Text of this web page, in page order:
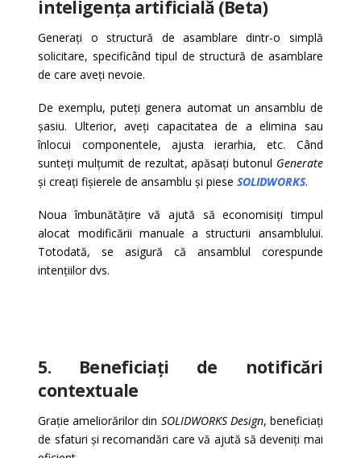
inteligența artificială (Beta)
Generați o structură de asamblare dintr-o simplă
solicitare, specificând tipul de structură de asamblare
de care aveți nevoie.
De exemplu, puteți genera automat un ansamblu de
șasiu. Ulterior, aveți capacitatea de a elimina sau
înlocui componentele, ajusta ierarhia, etc. Când
sunteți mulțumit de rezultat, apăsați butonul Generate
și creați fișierele de ansamblu și pieseSOLIDWORKS.
Noua îmbunătățire vă ajută să economisiți timpul
alocat modificării manuale a structurii ansamblului.
Totodată, se asigură că ansamblul corespunde
intențiilor dvs.
5. Beneficiați de notificări
contextuale
Grație ameliorărilor din SOLIDWORKS Design, beneficiați
de sfaturi și recomandări care vă ajută să deveniți mai